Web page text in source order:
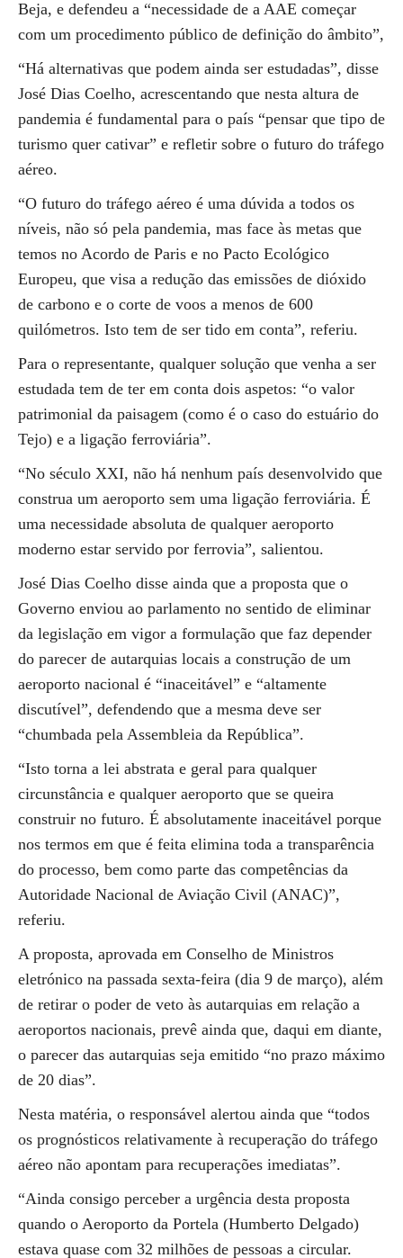
Beja, e defendeu a “necessidade de a AAE começar
com um procedimento público de definição do âmbito”,
“Há alternativas que podem ainda ser estudadas”, disse
José Dias Coelho, acrescentando que nesta altura de
pandemia é fundamental para o país “pensar que tipo de
turismo quer cativar” e refletir sobre o futuro do tráfego
aéreo.
“O futuro do tráfego aéreo é uma dúvida a todos os
níveis, não só pela pandemia, mas face às metas que
temos no Acordo de Paris e no Pacto Ecológico
Europeu, que visa a redução das emissões de dióxido
de carbono e o corte de voos a menos de 600
quilómetros. Isto tem de ser tido em conta”, referiu.
Para o representante, qualquer solução que venha a ser
estudada tem de ter em conta dois aspetos: “o valor
patrimonial da paisagem (como é o caso do estuário do
Tejo) e a ligação ferroviária”.
“No século XXI, não há nenhum país desenvolvido que
construa um aeroporto sem uma ligação ferroviária. É
uma necessidade absoluta de qualquer aeroporto
moderno estar servido por ferrovia”, salientou.
José Dias Coelho disse ainda que a proposta que o
Governo enviou ao parlamento no sentido de eliminar
da legislação em vigor a formulação que faz depender
do parecer de autarquias locais a construção de um
aeroporto nacional é “inaceitável” e “altamente
discutível”, defendendo que a mesma deve ser
“chumbada pela Assembleia da República”.
“Isto torna a lei abstrata e geral para qualquer
circunstância e qualquer aeroporto que se queira
construir no futuro. É absolutamente inaceitável porque
nos termos em que é feita elimina toda a transparência
do processo, bem como parte das competências da
Autoridade Nacional de Aviação Civil (ANAC)”,
referiu.
A proposta, aprovada em Conselho de Ministros
eletrónico na passada sexta-feira (dia 9 de março), além
de retirar o poder de veto às autarquias em relação a
aeroportos nacionais, prevê ainda que, daqui em diante,
o parecer das autarquias seja emitido “no prazo máximo
de 20 dias”.
Nesta matéria, o responsável alertou ainda que “todos
os prognósticos relativamente à recuperação do tráfego
aéreo não apontam para recuperações imediatas”.
“Ainda consigo perceber a urgência desta proposta
quando o Aeroporto da Portela (Humberto Delgado)
estava quase com 32 milhões de pessoas a circular.